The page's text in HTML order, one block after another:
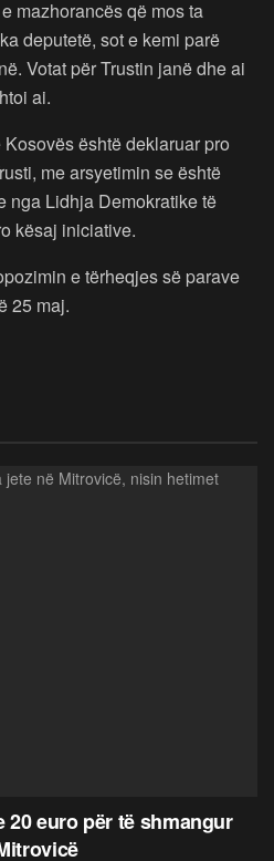
mazhorancës që mos ta
deputetë, sot e kemi parë
Votat për Trustin janë dhe ai
ai.
është deklaruar pro
me arsyetimin se është
nga Lidhja Demokratike të
kësaj iniciative.
e tërheqjes së parave
25 maj.
20 euro për të shmangur